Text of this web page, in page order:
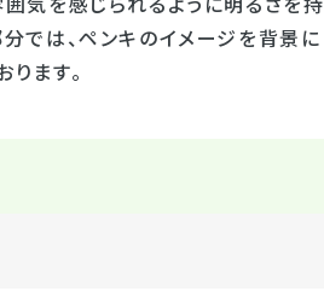
気を感じられるように明るさを持
では、ペンキのイメージを背景に
ます。